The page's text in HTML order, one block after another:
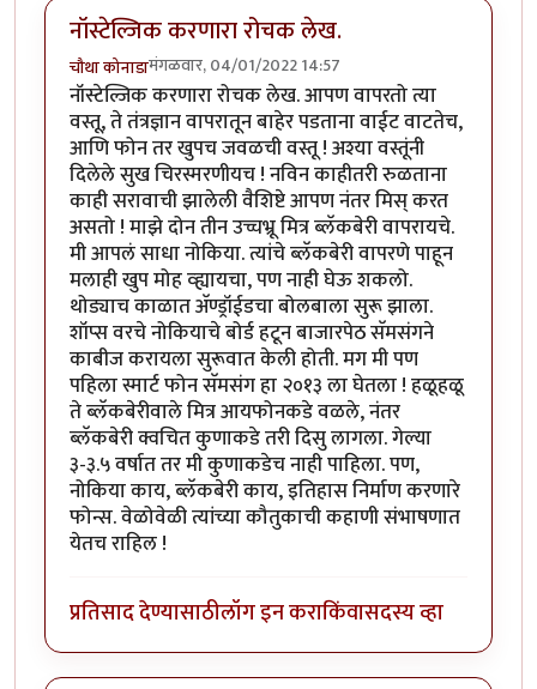
नॉस्टेल्जिक करणारा रोचक लेख.
चौथा कोनाडामंगळवार, 04/01/2022 14:57
नॉस्टेल्जिक करणारा रोचक लेख. आपण वापरतो त्या
वस्तू, ते तंत्रज्ञान वापरातून बाहेर पडताना वाईट वाटतेच,
आणि फोन तर खुपच जवळची वस्तू ! अश्या वस्तूंनी
दिलेले सुख चिरस्मरणीयच ! नविन काहीतरी रुळताना
काही सरावाची झालेली वैशिष्टे आपण नंतर मिस् करत
असतो ! माझे दोन तीन उच्चभ्रू मित्र ब्लॅकबेरी वापरायचे.
मी आपलं साधा नोकिया. त्यांचे ब्लॅकबेरी वापरणे पाहून
मलाही खुप मोह व्ह्यायचा, पण नाही घेऊ शकलो.
थोड्याच काळात अ‍ॅण्ड्रॉईडचा बोलबाला सुरू झाला.
शॉप्स वरचे नोकियाचे बोर्ड हटून बाजारपेठ सॅमसंगने
काबीज करायला सुरूवात केली होती. मग मी पण
पहिला स्मार्ट फोन सॅमसंग हा २०१३ ला घेतला ! हळूहळू
ते ब्लॅकबेरीवाले मित्र आयफोनकडे वळले, नंतर
ब्लॅकबेरी क्वचित कुणाकडे तरी दिसु लागला. गेल्या
३-३.५ वर्षात तर मी कुणाकडेच नाही पाहिला. पण,
नोकिया काय, ब्लॅकबेरी काय, इतिहास निर्माण करणारे
फोन्स. वेळोवेळी त्यांच्या कौतुकाची कहाणी संभाषणात
येतच राहिल !
प्रतिसाद देण्यासाठीलॉग इन कराकिंवासदस्य व्हा